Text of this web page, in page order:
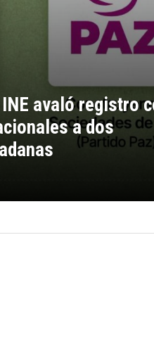
avaló registro
a dos